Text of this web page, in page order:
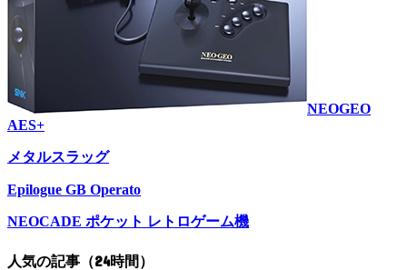
NEOGEO
AES+
メタルスラッグ
Epilogue GB Operato
NEOCADE ポケット レトロゲーム機
人気の記事（24時間）